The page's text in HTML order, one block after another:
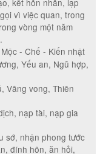
kết hôn nhân, lạp
vì việc quan, trong
vòng một năm
- Chế - Kiến nhật
Yếu an, Ngũ hợp,
Vãng vong, Thiên
nạp tài, nạp gia
sớ, nhận phong tước
đính hôn, ăn hỏi,